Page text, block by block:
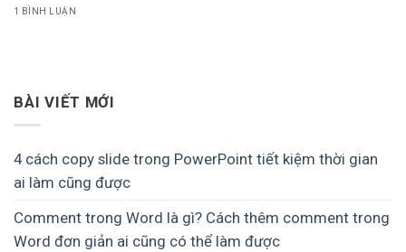
1 BÌNH LUẬN
BÀI VIẾT MỚI
4 cách copy slide trong PowerPoint tiết kiệm thời gian
ai làm cũng được
Comment trong Word là gì? Cách thêm comment trong
Word đơn giản ai cũng có thể làm được